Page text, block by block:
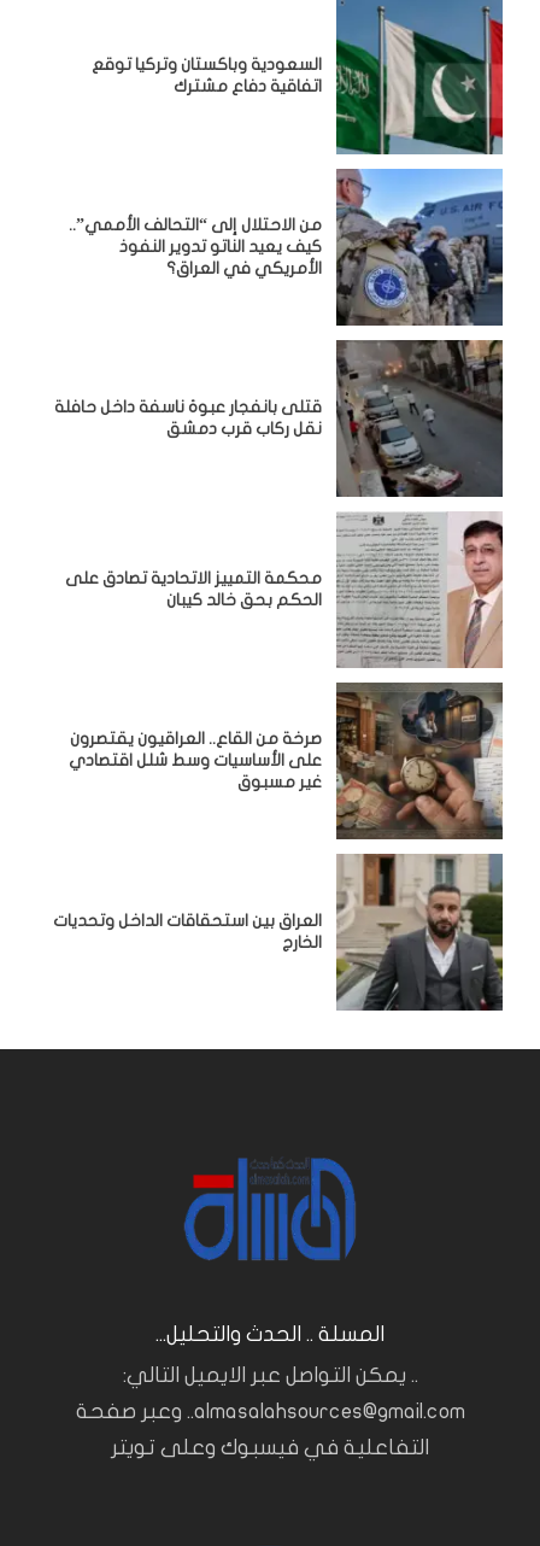
السعودية وباكستان وتركيا توقع
اتفاقية دفاع مشترك
من الاحتلال إلى “التحالف الأممي”..
كيف يعيد الناتو تدوير النفوذ
الأمريكي في العراق؟
قتلى بانفجار عبوة ناسفة داخل حافلة
نقل ركاب قرب دمشق
محكمة التمييز الاتحادية تصادق على
الحكم بحق خالد كيبان
صرخة من القاع.. العراقيون يقتصرون
على الأساسيات وسط شلل اقتصادي
غير مسبوق
‏العراق بين استحقاقات الداخل وتحديات
الخارج
المسلة .. الحدث والتحليل...
.. يمكن التواصل عبر الايميل التالي:
almasalahsources@gmail.com.. وعبر صفحة
التفاعلية في فيسبوك وعلى تويتر